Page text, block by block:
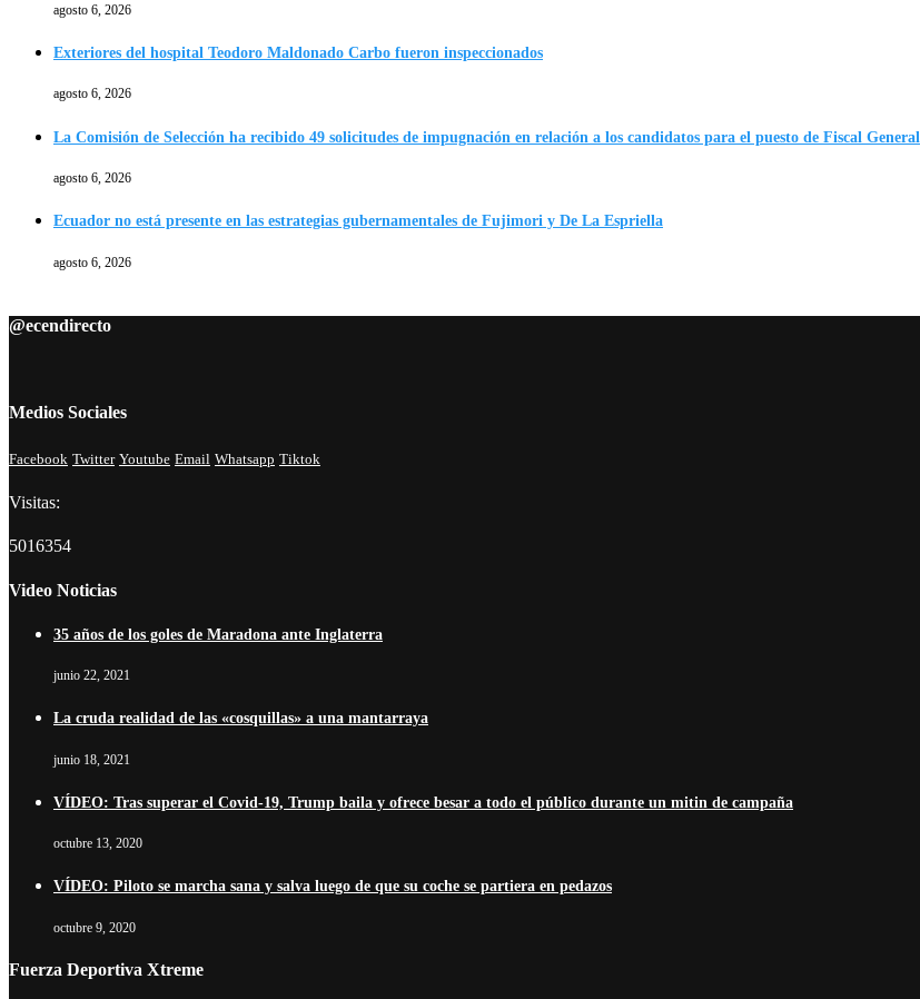
agosto 6, 2026
Exteriores del hospital Teodoro Maldonado Carbo fueron inspeccionados
agosto 6, 2026
La Comisión de Selección ha recibido 49 solicitudes de impugnación en relación a los candidatos para el puesto de Fiscal General
agosto 6, 2026
Ecuador no está presente en las estrategias gubernamentales de Fujimori y De La Espriella
agosto 6, 2026
@ecendirecto
Medios Sociales
Facebook Twitter Youtube Email Whatsapp Tiktok
Visitas:
5016354
Video Noticias
35 años de los goles de Maradona ante Inglaterra
junio 22, 2021
La cruda realidad de las «cosquillas» a una mantarraya
junio 18, 2021
VÍDEO: Tras superar el Covid-19, Trump baila y ofrece besar a todo el público durante un mitin de campaña
octubre 13, 2020
VÍDEO: Piloto se marcha sana y salva luego de que su coche se partiera en pedazos
octubre 9, 2020
Fuerza Deportiva Xtreme